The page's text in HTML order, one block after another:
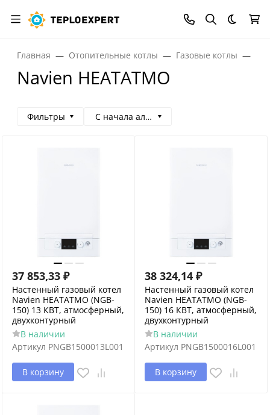
Темная
Главная Отопительные котлы Газовые котлы
Navien HEATATMO
Фильтры С начала алфавита
37 853,33 ₽
Настенный газовый котел
Navien HEATATMO (NGB-
150) 13 КВТ, атмосферный,
двухконтурный
В наличии
Артикул PNGB1500013L001
В корзину
38 324,14 ₽
Настенный газовый котел
Navien HEATATMO (NGB-
150) 16 КВТ, атмосферный,
двухконтурный
В наличии
Артикул PNGB1500016L001
В корзину